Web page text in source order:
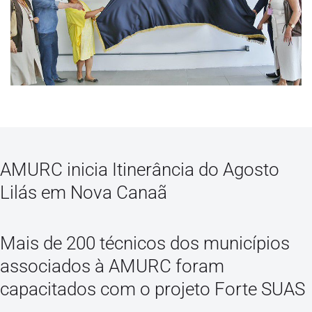
AMURC inicia Itinerância do Agosto
Lilás em Nova Canaã
Mais de 200 técnicos dos municípios
associados à AMURC foram
capacitados com o projeto Forte SUAS